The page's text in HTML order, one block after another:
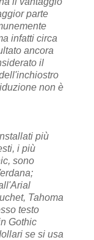
parte
infatti circa
ancora
il
non è
più
i più
sono
Tahoma
testo
Gothic
se si usa